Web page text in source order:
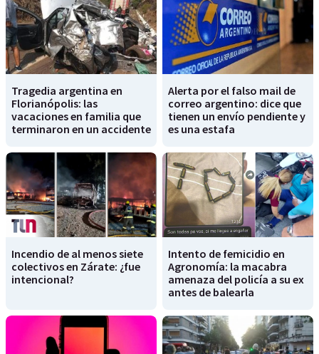
Tragedia argentina en
Florianópolis: las
vacaciones en familia que
terminaron en un accidente
Alerta por el falso mail de
correo argentino: dice que
tienen un envío pendiente y
es una estafa
Incendio de al menos siete
colectivos en Zárate: ¿fue
intencional?
Intento de femicidio en
Agronomía: la macabra
amenaza del policía a su ex
antes de balearla